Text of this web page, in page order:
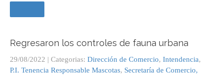
Regresaron los controles de fauna urbana
29/08/2022 | Categorias: Dirección de Comercio, Intendencia,
P.I. Tenencia Responsable Mascotas, Secretaría de Comercio,